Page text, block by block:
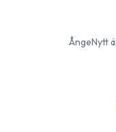
ÅngeNytt